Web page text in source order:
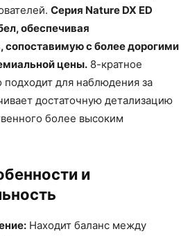
Серия Nature DX ED
обеспечивая
сопоставимую с более дорогими
цены. 8-кратное
для наблюдения за
достаточную детализацию
более высоким
и
Находит баланс между